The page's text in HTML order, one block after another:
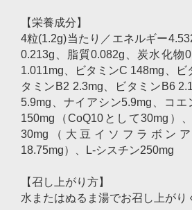
【栄養成分】
4粒(1.2g)当たり／エネルギー
0.213g、脂質0.082g、炭水化物
1.011mg、ビタミンC 148mg、ビ
タミンB2 2.3mg、ビタミンB6
5.9mg、ナイアシン5.9mg、コ
150mg（CoQ10として30mg）
30mg（大豆イソフラボン
18.75mg）、L-シスチン250mg
【召し上がり方】
水またはぬるま湯でお召し上がり